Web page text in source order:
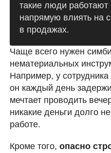
такие люди работают
напрямую влиять на
в продажах.
Чаще всего нужен
нематериальных
Например, у
он каждый день
мечтает проводить
никакие деньги долго
работе.
Кроме того, опасно